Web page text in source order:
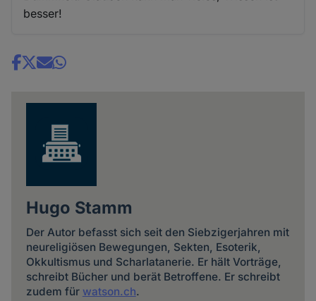
besser!
Share
Hugo Stamm
Der Autor befasst sich seit den Siebzigerjahren mit
neureligiösen Bewegungen, Sekten, Esoterik,
Okkultismus und Scharlatanerie. Er hält Vorträge,
schreibt Bücher und berät Betroffene. Er schreibt
zudem für watson.ch.